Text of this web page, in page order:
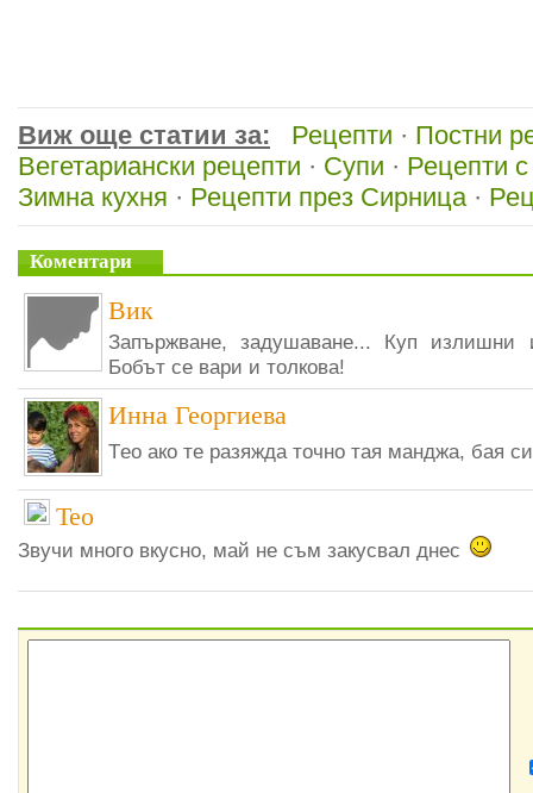
Виж още статии за: Рецепти · Постни
Вегетариански рецепти · Супи · Рецепти
Зимна кухня · Рецепти през Сирница·
Коментари
Вик
Запържване, задушаване... Куп излишни
Бобът се вари и толкова!
Инна Георгиева
Tео ако те разяжда точно тая манджа, бая
Teo
Звучи много вкусно, май не съм закусвал днес